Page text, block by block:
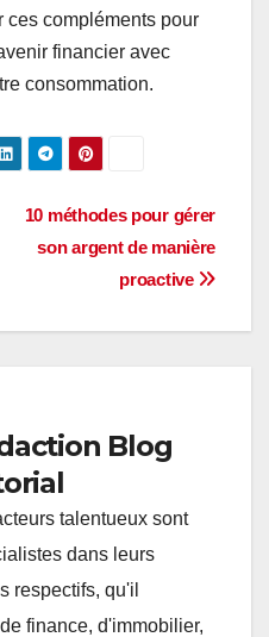
ces compléments pour
financier avec
consommation.
10 méthodes pour gérer
son argent de manière
proactive
Blog
talentueux sont
dans leurs
respectifs, qu'il
finance, d'immobilier,